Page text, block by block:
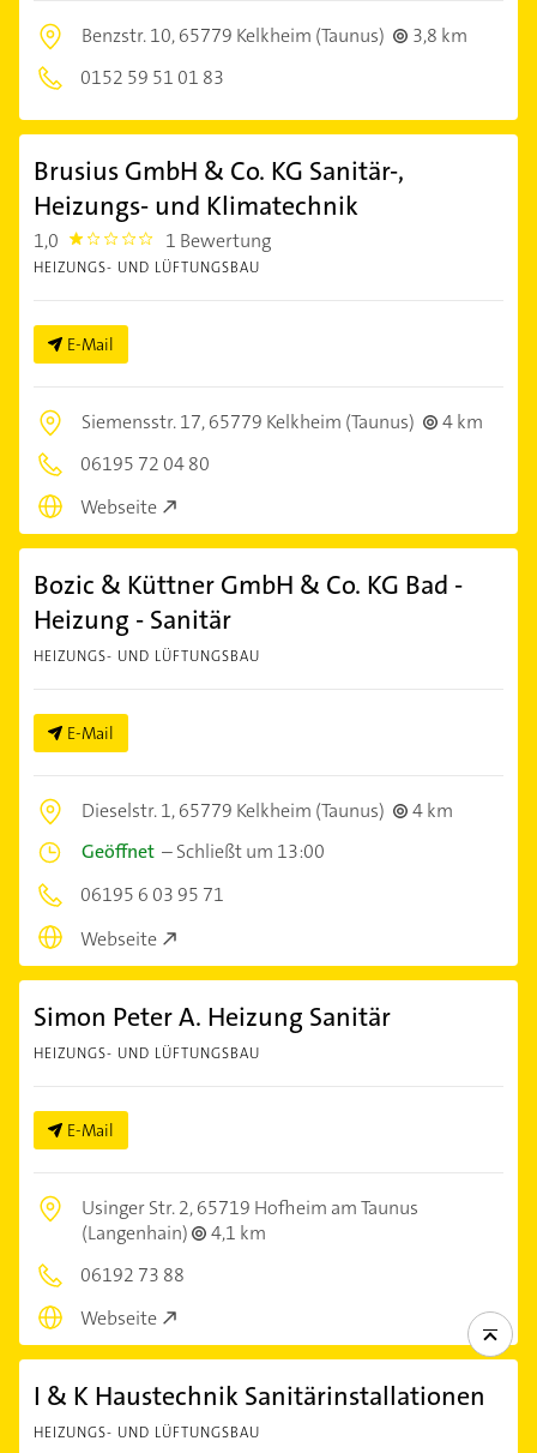
Benzstr. 10,65779 Kelkheim (Taunus)
3,8 km
0152 59 51 01 83
Brusius GmbH & Co. KG Sanitär-,
Heizungs- und Klimatechnik
1,0 1.0 1 Bewertung
HEIZUNGS- UND LÜFTUNGSBAU
E-Mail
Siemensstr. 17,65779 Kelkheim (Taunus)
4 km
06195 72 04 80
Webseite
Bozic & Küttner GmbH & Co. KG Bad -
Heizung - Sanitär
HEIZUNGS- UND LÜFTUNGSBAU
E-Mail
Dieselstr. 1,65779 Kelkheim (Taunus)
4 km
Geöffnet –Schließt um 13:00
06195 6 03 95 71
Webseite
Simon Peter A. Heizung Sanitär
HEIZUNGS- UND LÜFTUNGSBAU
E-Mail
Usinger Str. 2,65719 Hofheim am Taunus
(Langenhain)
4,1 km
06192 73 88
Webseite
I & K Haustechnik Sanitärinstallationen
HEIZUNGS- UND LÜFTUNGSBAU